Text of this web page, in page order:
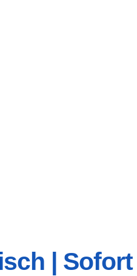
| Sofort